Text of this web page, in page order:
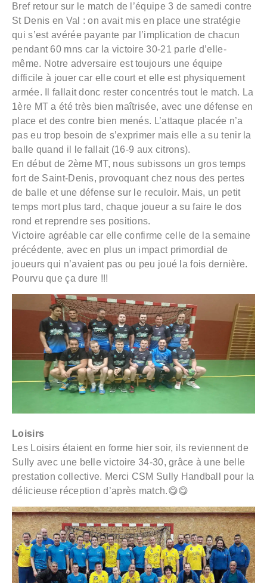
Bref retour sur le match de l’équipe 3 de samedi contre
St Denis en Val : on avait mis en place une stratégie
qui s’est avérée payante par l’implication de chacun
pendant 60 mns car la victoire 30-21 parle d’elle-
même. Notre adversaire est toujours une équipe
difficile à jouer car elle court et elle est physiquement
armée. Il fallait donc rester concentrés tout le match. La
1ère MT a été très bien maîtrisée, avec une défense en
place et des contre bien menés. L’attaque placée n’a
pas eu trop besoin de s’exprimer mais elle a su tenir la
balle quand il le fallait (16-9 aux citrons).
En début de 2ème MT, nous subissons un gros temps
fort de Saint-Denis, provoquant chez nous des pertes
de balle et une défense sur le reculoir. Mais, un petit
temps mort plus tard, chaque joueur a su faire le dos
rond et reprendre ses positions.
Victoire agréable car elle confirme celle de la semaine
précédente, avec en plus un impact primordial de
joueurs qui n’avaient pas ou peu joué la fois dernière.
Pourvu que ça dure !!!
Loisirs
Les Loisirs étaient en forme hier soir, ils reviennent de
Sully avec une belle victoire 34-30, grâce à une belle
prestation collective. Merci CSM Sully Handball pour la
délicieuse réception d’après match.😋😋